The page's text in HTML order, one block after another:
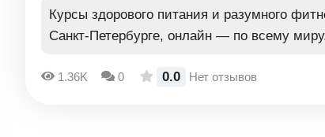
Курсы здорового питания и разумного
Санкт-Петербурге, онлайн — по всему
1.36K 0 0.0 Нет отзывов